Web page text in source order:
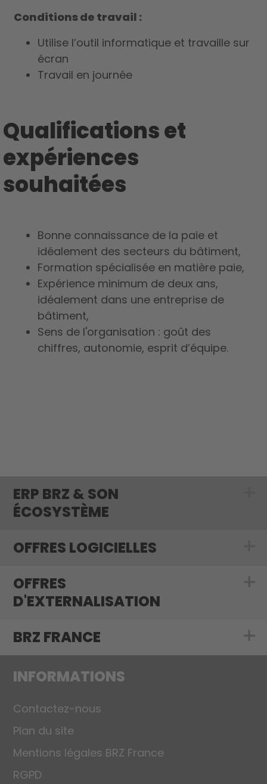
Conditions de travail :
Utilise l’outil informatique et travaille sur
écran
Travail en journée
Qualifications et
expériences
souhaitées
Bonne connaissance de la paie et
idéalement des secteurs du bâtiment,
Formation spécialisée en matière paie,
Expérience minimum de deux ans,
idéalement dans une entreprise de
bâtiment,
Sens de l'organisation : goût des
chiffres, autonomie, esprit d’équipe.
ERP BRZ & SON
ÉCOSYSTÈME
OFFRES LOGICIELLES
OFFRES
D'EXTERNALISATION
Show
BRZ FRANCE Show
INFORMATIONS
Contactez-nous
Plan du site
Mentions légales BRZ France
RGPD